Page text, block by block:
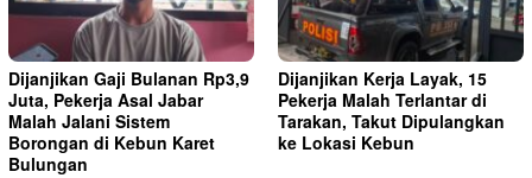
Dijanjikan Gaji Bulanan Rp3,9
Juta, Pekerja Asal Jabar
Malah Jalani Sistem
Borongan di Kebun Karet
Bulungan
Dijanjikan Kerja Layak, 15
Pekerja Malah Terlantar di
Tarakan, Takut Dipulangkan
ke Lokasi Kebun